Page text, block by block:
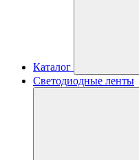
Каталог
Светодиодные ленты